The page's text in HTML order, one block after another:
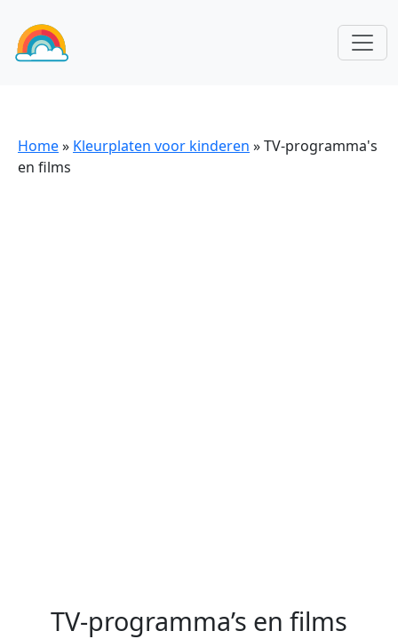
Home» Kleurplaten voor kinderen »TV-programma's
en films
TV-programma’s en films